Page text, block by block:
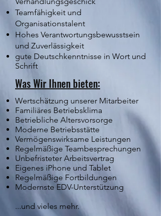
Teamfähigkeit und
Organisationstalent
Hohes Verantwortungsbewusstsein
und Zuverlässigkeit
gute Deutschkenntnisse in Wort und
Schrift
Was Wir Ihnen bieten:
Wertschätzung unserer Mitarbeiter
Familiäres Betriebsklima
Betriebliche Altersvorsorge
Moderne Betriebsstätte
Vermögenswirksame Leistungen
Regelmäßige Teambesprechungen
Unbefristeter Arbeitsvertrag
Eigenes iPhone und Tablet
Regelmäßige Fortbildungen
Modernste EDV-Unterstützung
...und vieles mehr.